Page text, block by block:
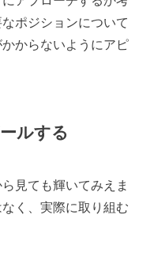
ポジションについて
からないようにアピ
ルする
見ても輝いてみえま
く、実際に取り組む